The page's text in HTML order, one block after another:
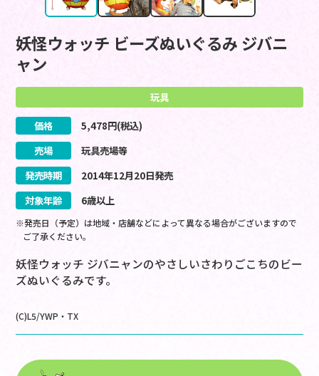
妖怪ウォッチ ビーズぬいぐるみ ジバニ
ャン
玩具
価格 5,478円(税込)
売場
玩具売場等
発売時期
2014年12月20日発売
対象年齢
6歳以上
※発売日（予定）は地域・店舗などによって異なる場合がございますので
ご了承ください。
妖怪ウォッチ ジバニャンのやさしいさわりごこちのビー
ズぬいぐるみです。
(C)L5/YWP・TX